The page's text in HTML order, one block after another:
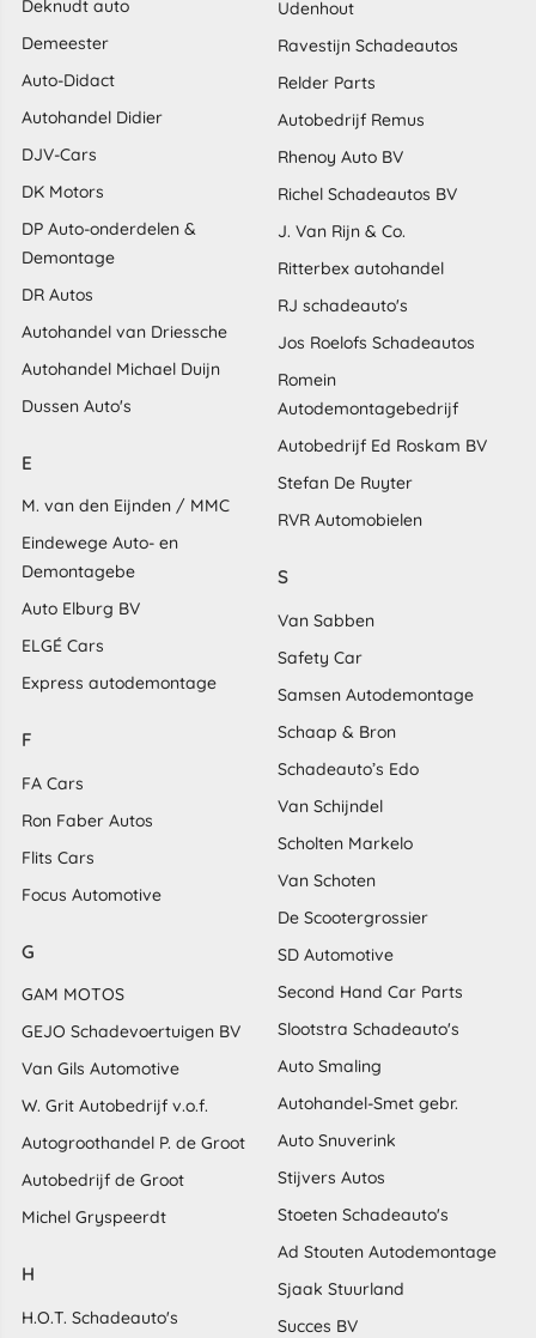
Deknudt auto
Demeester
Auto-Didact
Autohandel Didier
DJV-Cars
DK Motors
DP Auto-onderdelen &
Demontage
DR Autos
Autohandel van Driessche
Autohandel Michael Duijn
Dussen Auto's
E
M. van den Eijnden / MMC
Eindewege Auto- en
Demontagebe
Auto Elburg BV
ELGÉ Cars
Express autodemontage
F
FA Cars
Ron Faber Autos
Flits Cars
Focus Automotive
G
GAM MOTOS
GEJO Schadevoertuigen BV
Van Gils Automotive
W. Grit Autobedrijf v.o.f.
Autogroothandel P. de Groot
Autobedrijf de Groot
Michel Gryspeerdt
H
H.O.T. Schadeauto's
Udenhout
Ravestijn Schadeautos
Relder Parts
Autobedrijf Remus
Rhenoy Auto BV
Richel Schadeautos BV
J. Van Rijn & Co.
Ritterbex autohandel
RJ schadeauto's
Jos Roelofs Schadeautos
Romein
Autodemontagebedrijf
Autobedrijf Ed Roskam BV
Stefan De Ruyter
RVR Automobielen
S
Van Sabben
Safety Car
Samsen Autodemontage
Schaap & Bron
Schadeauto’s Edo
Van Schijndel
Scholten Markelo
Van Schoten
De Scootergrossier
SD Automotive
Second Hand Car Parts
Slootstra Schadeauto's
Auto Smaling
Autohandel-Smet gebr.
Auto Snuverink
Stijvers Autos
Stoeten Schadeauto's
Ad Stouten Autodemontage
Sjaak Stuurland
Succes BV